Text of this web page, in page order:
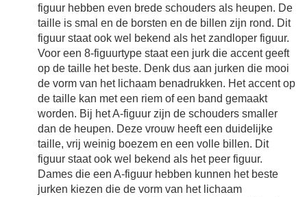
figuur hebben even brede schouders als heupen. De
taille is smal en de borsten en de billen zijn rond. Dit
figuur staat ook wel bekend als het zandloper figuur.
Voor een 8-figuurtype staat een jurk die accent geeft
op de taille het beste. Denk dus aan jurken die mooi
de vorm van het lichaam benadrukken. Het accent op
de taille kan met een riem of een band gemaakt
worden. Bij het A-figuur zijn de schouders smaller
dan de heupen. Deze vrouw heeft een duidelijke
taille, vrij weinig boezem en een volle billen. Dit
figuur staat ook wel bekend als het peer figuur.
Dames die een A-figuur hebben kunnen het beste
jurken kiezen die de vorm van het lichaam